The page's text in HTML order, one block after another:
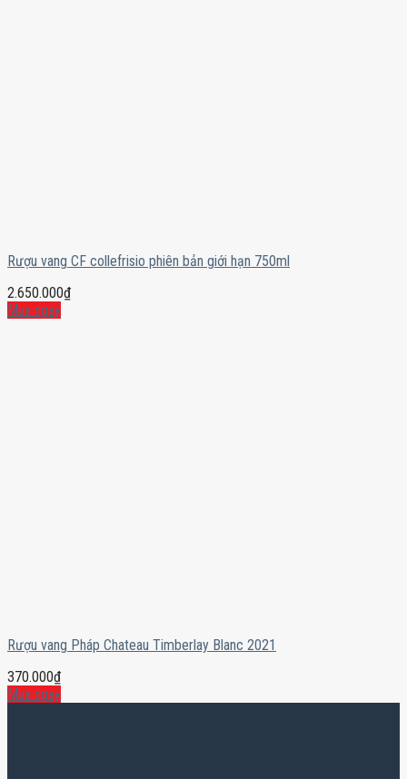
Rượu vang CF collefrisio phiên bản giới hạn 750ml
2.650.000₫
Mua ngay
Rượu vang Pháp Chateau Timberlay Blanc 2021
370.000₫
Mua ngay